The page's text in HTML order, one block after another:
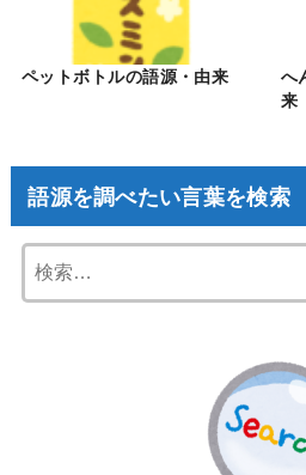
ペットボトルの語源・由来
へ
来
語源を調べたい言葉を検索
索: